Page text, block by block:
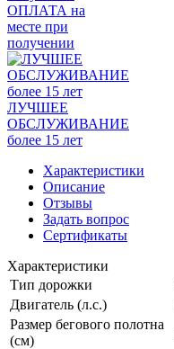
ОПЛАТА на
месте при
получении
ЛУЧШЕЕ
ОБСЛУЖИВАНИЕ
более 15 лет
Характеристики
Описание
Отзывы
Задать вопрос
Сертификаты
Характеристики
Тип дорожки
Двигатель (л.с.)
Размер бегового полотна
(см)